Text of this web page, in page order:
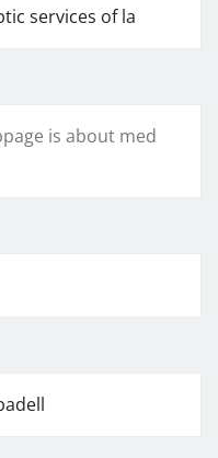
services of la
is about med